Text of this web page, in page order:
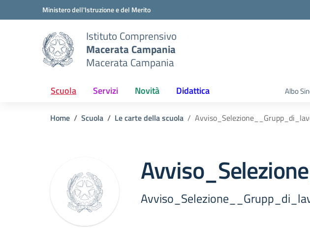
Vai ai contenuti
Vai al menu di navigazioneMinistero dell'Istruzione e del Merito
Istituto Comprensivo
Macerata Campania
Macerata Campania
Scuola Servizi Novità Didattica Albo
Home Scuola Le carte della scuola